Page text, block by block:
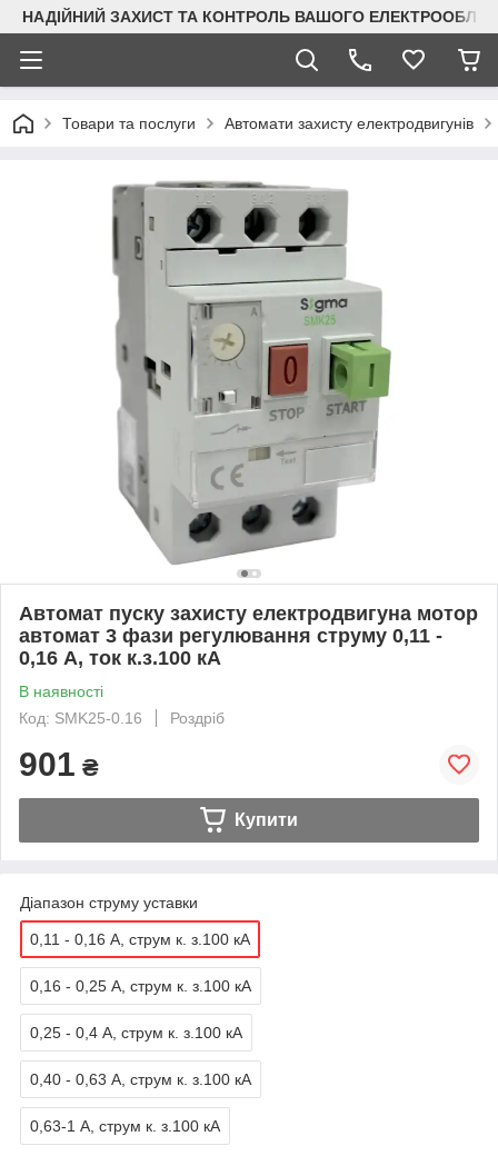
НАДІЙНИЙ ЗАХИСТ ТА КОНТРОЛЬ ВАШОГО
Товари та послуги Автомати захисту електродвигунів
Автомат пуску захисту електродвигуна мотор
автомат 3 фази регулювання струму 0,11 -
0,16 А, ток к.з.100 кА
В наявності
Код: SMK25-0.16
Роздріб
901 ₴
Купити
Діапазон струму уставки
0,11 - 0,16 А, струм к. з.100 кА
0,16 - 0,25 А, струм к. з.100 кА
0,25 - 0,4 А, струм к. з.100 кА
0,40 - 0,63 А, струм к. з.100 кА
0,63-1 А, струм к. з.100 кА